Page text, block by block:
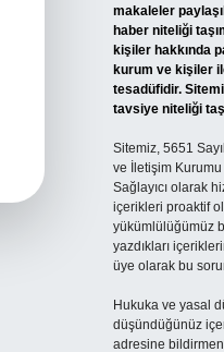
makaleler
haber niteliği
kişiler hakkında
kurum ve kişiler
tesadüfidir.
tavsiye niteliği
Sitemiz, 5651
ve İletişim Kurumu
Sağlayıcı olarak
içerikleri proaktif
yükümlülüğümüz
yazdıkları
üye olarak bu
Hukuka ve yasal
düşündüğünüz
adresine